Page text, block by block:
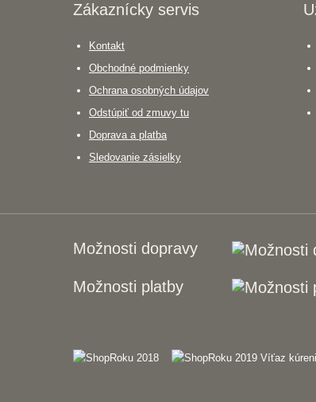
Zákaznícky servis
Kontakt
Obchodné podmienky
Ochrana osobných údajov
Odstúpiť od zmuvy tu
Doprava a platba
Sledovanie zásielky
Možnosti dopravy
Možnosti platby